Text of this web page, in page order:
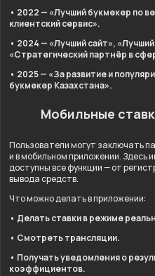
• 2022 — «Лучший букмекер по
клиентский сервис».
• 2024 — «Лучший сайт»,
«Стратегический партнёр в
• 2025 — «За развитие и
букмекер Казахстана».
Мобильные
Пользователи могут заключать
и в мобильном приложении. Здесь
доступны все функции — от
вывода средств.
Что можно делать в приложении:
• Делать ставки в режиме
• Смотреть трансляции.
• Получать уведомления о
коэффициентов.